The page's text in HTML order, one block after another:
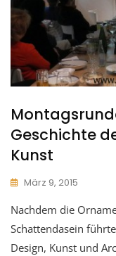
Geschichte
Kunst
März 9, 2015
Nachdem die
Schattendasein
Design, Kunst und